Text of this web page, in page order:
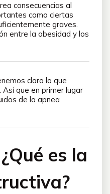
consecuencias al
como ciertas
graves.
entre la obesidad y los
claro lo que
que en primer lugar
de la apnea
es la